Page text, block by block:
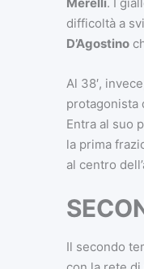
difficoltà a
D’Agostino
Al 38′,
protagonista
Entra al suo
la prima
al centro
Il secondo